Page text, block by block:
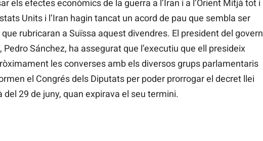
els efectes econòmics de la guerra a l’Iran i a l’Orient Mitjà tot i
Units i l’Iran hagin tancat un acord de pau que sembla ser
rubricaran a Suïssa aquest divendres. El president del govern
Pedro Sánchez, ha assegurat que l’executiu que ell presideix
les converses amb els diversos grups parlamentaris
el Congrés dels Diputats per poder prorrogar el decret llei
del 29 de juny, quan expirava el seu termini.